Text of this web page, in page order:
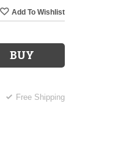
Free Shipping